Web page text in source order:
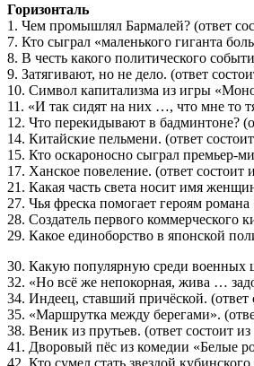
Горизонталь
1. Чем промышлял Бармалей? (ответ
7. Кто сыграл «маленького гиганта
8. В честь какого политического
9. Затягивают, но не дело. (ответ
10. Символ капитализма из игры
11. «И так сидят на них …, что мне то
12. Что перекидывают в бадминтоне?
14. Китайские пельмени. (ответ
15. Кто оскароносно сыграл премьер-
17. Ханское повеление. (ответ состоит
21. Какая часть света носит имя
27. Чья фреска помогает героям
28. Создатель первого коммерческого
29. Какое единоборство в японской
30. Какую популярную среди военных
32. «Но всё же непокорная, жива …
34. Индеец, ставший причёской. (ответ
35. «Маршрутка между берегами».
38. Веник из прутьев. (ответ состоит из
41. Дворовый пёс из комедии «Белые
42. Кто сумел стать звездой